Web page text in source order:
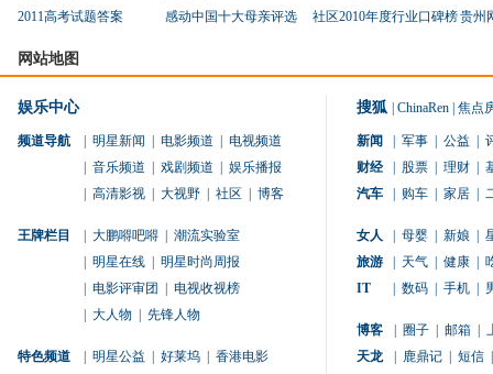
2011高考试题答案
感动中国十大母亲评选 社区2010年度行业口碑榜贵州
网站地图
娱乐中心
频道导航 明星新闻 电影频道
电视频道
音乐频道 戏剧频道
娱乐播报
高清影视 大视野 社区 博客
王牌栏目 大鹏嘚吧嘚
潮流实验室
明星在线
明星时尚周报
电影评审团
电视收视榜
大人物 先锋人物
特色频道 明星公益 好莱坞
香港电影
搜狐 ChinaRen 焦点
新闻 军事 公益
财经
股票 理财
汽车
购车 家居
女人 母婴 新娘
旅游
天气 健康
IT
数码 手机
博客 圈子 邮箱
天龙
鹿鼎记 短信